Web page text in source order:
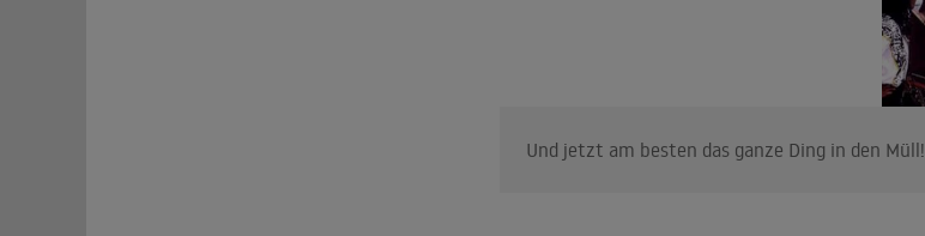
Und jetzt am besten das ganze Ding in den Müll!